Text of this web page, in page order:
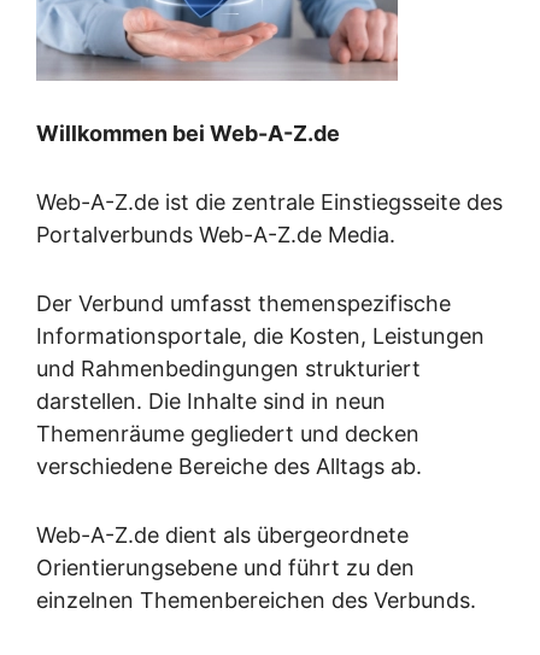
Willkommen bei Web-A-Z.de
Web-A-Z.de ist die zentrale Einstiegsseite des
Portalverbunds Web-A-Z.de Media.
Der Verbund umfasst themenspezifische
Informationsportale, die Kosten, Leistungen
und Rahmenbedingungen strukturiert
darstellen. Die Inhalte sind in neun
Themenräume gegliedert und decken
verschiedene Bereiche des Alltags ab.
Web-A-Z.de dient als übergeordnete
Orientierungsebene und führt zu den
einzelnen Themenbereichen des Verbunds.